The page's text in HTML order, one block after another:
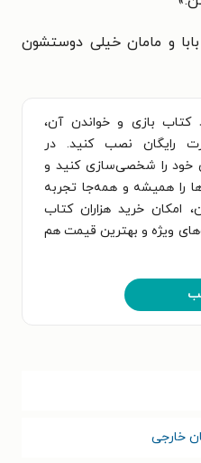
و مامان خیلی دوستشون
کتاب بازی و خواندن آن،
رایگان نصب کنید. در
خود را شخصی‌سازی کنید و
را همیشه و همه‌جا تجربه
امکان خرید هزاران کتاب
ویژه و بهترین قیمت هم
خارجی